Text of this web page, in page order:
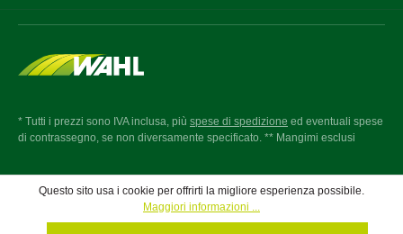
* Tutti i prezzi sono IVA inclusa, più spese di spedizione ed eventuali spese
di contrassegno, se non diversamente specificato. ** Mangimi esclusi
Questo sito usa i cookie per offrirti la migliore esperienza possibile.
Maggiori informazioni ...